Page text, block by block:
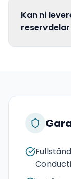
Kan ni